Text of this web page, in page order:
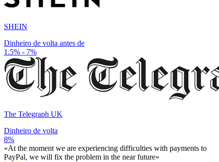
SHEIN
Dinheiro de volta antes de
1.5% - 7%
The Telegraph UK
Dinheiro de volta
8%
«At the moment we are experiencing difficulties with payments to
PayPal, we will fix the problem in the near future»